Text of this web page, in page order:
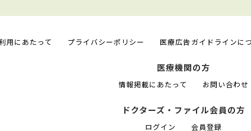
用にあたって プライバシーポリシー 医療広告ガイドラインに
医療機関の方
情報掲載にあたって お問い合わせ
ドクターズ・ファイル会員の方
ログイン 会員登録